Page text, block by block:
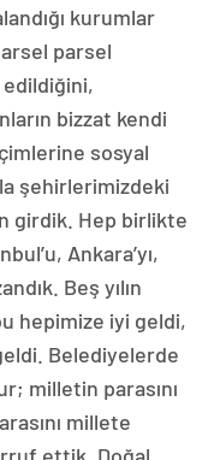
kurumlar
parsel
edildiğini,
bizzat kendi
sosyal
şehirlerimizdeki
girdik. Hep birlikte
Ankara’yı,
Beş yılın
hepimize iyi geldi,
Belediyelerde
milletin parasını
millete